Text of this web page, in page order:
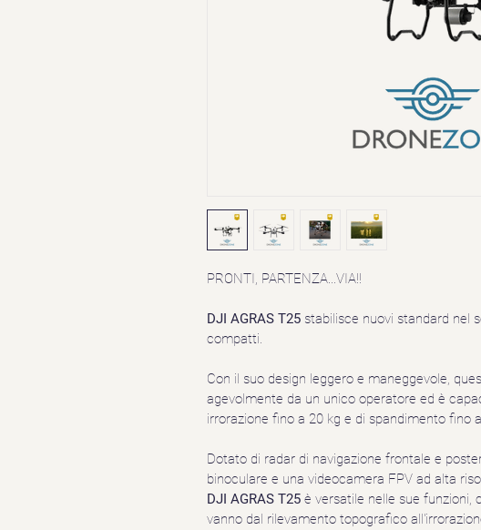
PRONTI, PARTENZA...VIA!!
DJI AGRAS T25 stabilisce nuovi standard nel
compatti.
Con il suo design leggero e maneggevole,
agevolmente da un unico operatore ed è
irrorazione fino a 20 kg e di spandimento fino
Dotato di radar di navigazione frontale e
binoculare e una videocamera FPV ad alta
DJI AGRAS T25 è versatile nelle sue funzioni,
vanno dal rilevamento topografico